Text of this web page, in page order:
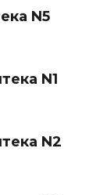
N5
N1
N2